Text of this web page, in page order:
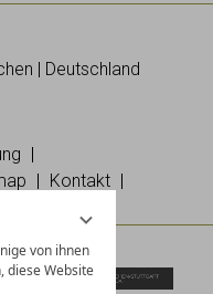
von ihnen
diese Website
| Deutschland
Kontakt